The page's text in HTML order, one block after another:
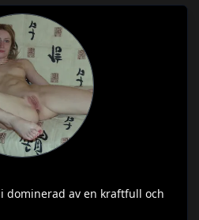
dominerad av en kraftfull och